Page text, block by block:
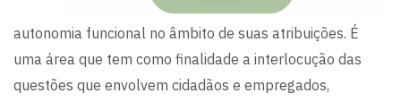
autonomia funcional no âmbito de suas atribuições. É
uma área que tem como finalidade a interlocução das
questões que envolvem cidadãos e empregados,